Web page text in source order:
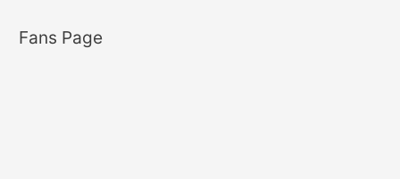
Fans Page